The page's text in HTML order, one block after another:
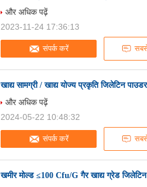
संपर्क करें
और अधिक पढ़ें
2023-11-24 17:36:13
खाद्य सामग्री / खाद्य योज्य प्रकृति जिलेटिन
संपर्क करें
और अधिक पढ़ें
2024-05-22 10:48:32
खमीर मोल्ड ≤100 Cfu/G गैर खाद्य ग्रेड